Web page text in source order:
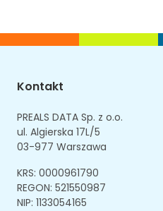
Kontakt
PREALS DATA Sp. z o.o.
ul. Algierska 17L/5
03-977 Warszawa
KRS: 0000961790
REGON: 521550987
NIP: 1133054165